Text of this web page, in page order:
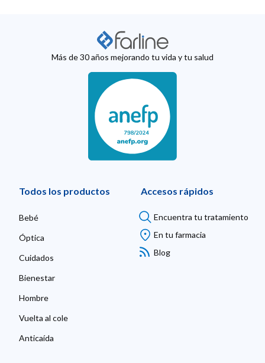
Más de 30 años mejorando tu vida y tu salud
Todos los productos
Bebé
Óptica
Cuidados
Bienestar
Hombre
Vuelta al cole
Anticaída
Accesos rápidos
Encuentra tu tratamiento
En tu farmacia
Blog